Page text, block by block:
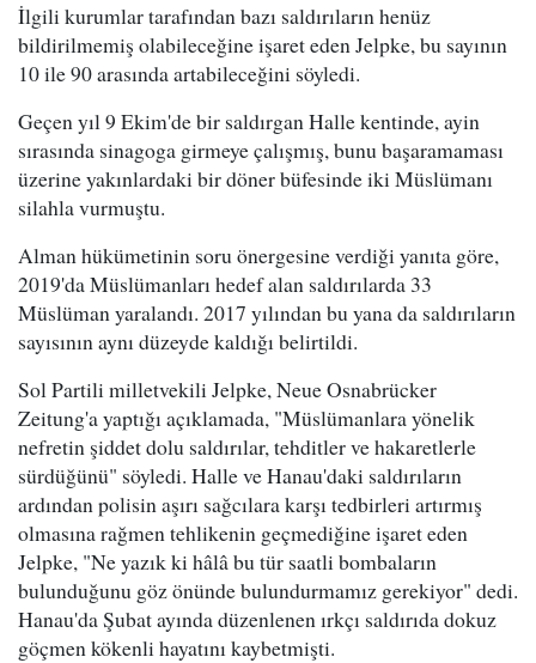
İlgili kurumlar tarafından bazı saldırıların henüz
bildirilmemiş olabileceğine işaret eden Jelpke, bu sayının
10 ile 90 arasında artabileceğini söyledi.
Geçen yıl 9 Ekim'de bir saldırgan Halle kentinde, ayin
sırasında sinagoga girmeye çalışmış, bunu başaramaması
üzerine yakınlardaki bir döner büfesinde iki Müslümanı
silahla vurmuştu.
Alman hükümetinin soru önergesine verdiği yanıta göre,
2019'da Müslümanları hedef alan saldırılarda 33
Müslüman yaralandı. 2017 yılından bu yana da saldırıların
sayısının aynı düzeyde kaldığı belirtildi.
Sol Partili milletvekili Jelpke, Neue Osnabrücker
Zeitung'a yaptığı açıklamada, "Müslümanlara yönelik
nefretin şiddet dolu saldırılar, tehditler ve hakaretlerle
sürdüğünü" söyledi. Halle ve Hanau'daki saldırıların
ardından polisin aşırı sağcılara karşı tedbirleri artırmış
olmasına rağmen tehlikenin geçmediğine işaret eden
Jelpke, "Ne yazık ki hâlâ bu tür saatli bombaların
bulunduğunu göz önünde bulundurmamız gerekiyor" dedi.
Hanau'da Şubat ayında düzenlenen ırkçı saldırıda dokuz
göçmen kökenli hayatını kaybetmişti.